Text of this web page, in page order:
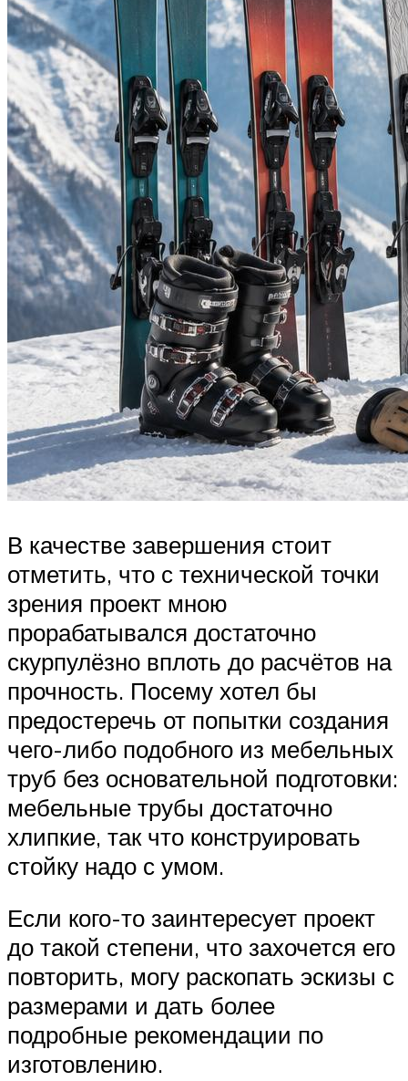
В качестве завершения стоит
отметить, что с технической точки
зрения проект мною
прорабатывался достаточно
скурпулёзно вплоть до расчётов на
прочность. Посему хотел бы
предостеречь от попытки создания
чего-либо подобного из мебельных
труб без основательной подготовки:
мебельные трубы достаточно
хлипкие, так что конструировать
стойку надо с умом.
Если кого-то заинтересует проект
до такой степени, что захочется его
повторить, могу раскопать эскизы с
размерами и дать более
подробные рекомендации по
изготовлению.